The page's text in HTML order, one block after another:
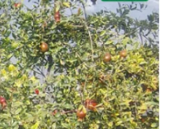
जैम, चटनी और अचार,
PM